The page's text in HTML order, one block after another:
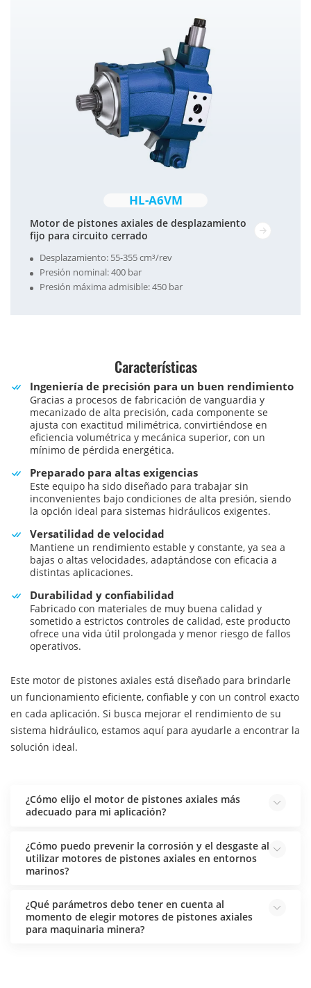
HL-A6VM
Motor de pistones axiales de desplazamiento
fijo para circuito cerrado
Desplazamiento: 55-355 cm³/rev
Presión nominal: 400 bar
Presión máxima admisible: 450 bar
Características
Ingeniería de precisión para un buen rendimiento
Gracias a procesos de fabricación de vanguardia y
mecanizado de alta precisión, cada componente se
ajusta con exactitud milimétrica, convirtiéndose en
eficiencia volumétrica y mecánica superior, con un
mínimo de pérdida energética.
Preparado para altas exigencias
Este equipo ha sido diseñado para trabajar sin
inconvenientes bajo condiciones de alta presión, siendo
la opción ideal para sistemas hidráulicos exigentes.
Versatilidad de velocidad
Mantiene un rendimiento estable y constante, ya sea a
bajas o altas velocidades, adaptándose con eficacia a
distintas aplicaciones.
Durabilidad y confiabilidad
Fabricado con materiales de muy buena calidad y
sometido a estrictos controles de calidad, este producto
ofrece una vida útil prolongada y menor riesgo de fallos
operativos.
Este motor de pistones axiales está diseñado para brindarle
un funcionamiento eficiente, confiable y con un control exacto
en cada aplicación. Si busca mejorar el rendimiento de su
sistema hidráulico, estamos aquí para ayudarle a encontrar la
solución ideal.
¿Cómo elijo el motor de pistones axiales más
adecuado para mi aplicación?
¿Cómo puedo prevenir la corrosión y el desgaste al
utilizar motores de pistones axiales en entornos
marinos?
¿Qué parámetros debo tener en cuenta al
momento de elegir motores de pistones axiales
para maquinaria minera?